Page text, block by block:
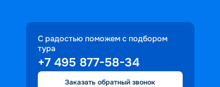
С радостью поможем с подбором
тура
+7 495 877-58-34
Заказать обратный звонок